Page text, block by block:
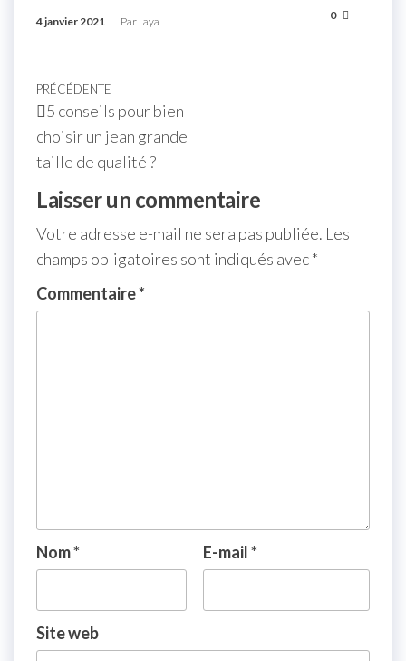
4 janvier 2021 Par aya 0
PRÉCÉDENTE
5 conseils pour bien
choisir un jean grande
taille de qualité ?
Laisser un commentaire
Votre adresse e-mail ne sera pas publiée. Les
champs obligatoires sont indiqués avec*
Commentaire*
Nom* E-mail*
Site web